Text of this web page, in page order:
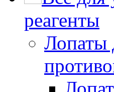
реагенты
Лопаты